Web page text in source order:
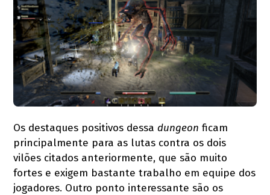
Os destaques positivos dessadungeon ficam
principalmente para as lutas contra os dois
vilões citados anteriormente, que são muito
fortes e exigem bastante trabalho em equipe dos
jogadores. Outro ponto interessante são os